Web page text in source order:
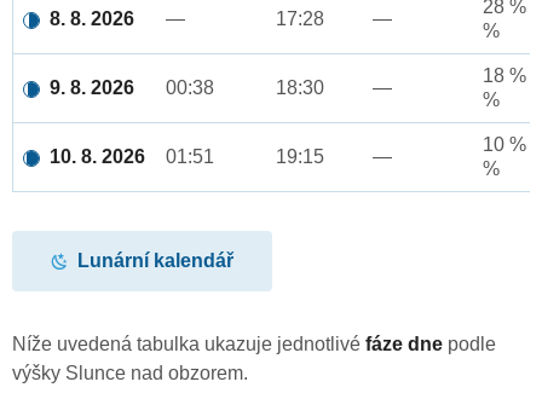
8. 8. 2026 — 17:28 —
28 %
%
9. 8. 2026 00:38 18:30 —
18 %
%
10. 8. 2026 01:51 19:15 —
10 %
%
Lunární kalendář
Níže uvedená tabulka ukazuje jednotlivé fáze dne podle
výšky Slunce nad obzorem.